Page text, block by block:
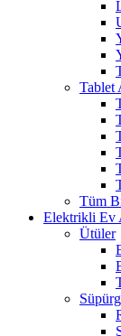
Tablet
Tüm
Elektrikli Ev
Ütüler